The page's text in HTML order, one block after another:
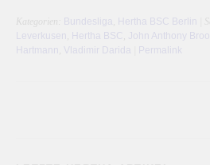
Kategorien: Bundesliga Hertha BSC Berlin |
Leverkusen
Hertha BSC John Anthony
Hartmann
Vladimir Darida Permalink